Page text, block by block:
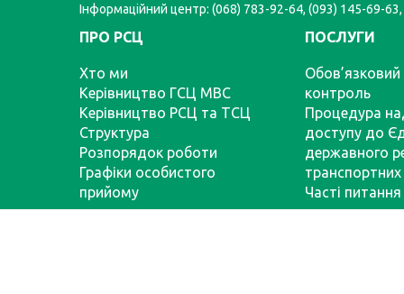
Інформаційний центр: (068) 783-92-64, (093) 145-69-
ПРО РСЦ
Хто ми
Керівництво ГСЦ МВС
Керівництво РСЦ та ТСЦ
Структура
Розпорядок роботи
Графіки особистого
прийому
ПОСЛУГИ
Обов’язковий
контроль
Процедура
доступу до
державного
транспортних
Часті питання